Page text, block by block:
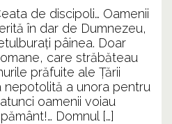
de discipoli… Oamenii
în dar de Dumnezeu,
pâinea. Doar
care străbăteau
prăfuite ale Țării
nepotolită a unora pentru
oamenii voiau
Domnul […]